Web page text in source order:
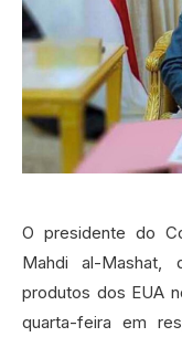
O presidente do
Mahdi al-
produtos dos EUA
quarta-feira em